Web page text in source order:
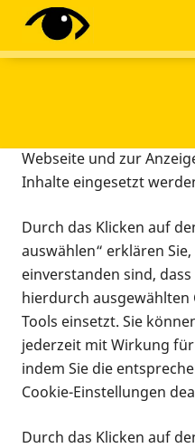
Infomaterial
Infomaterial
Vorlesen
Diese Webseite setzt
Tracking-Tools ein. Dies
Webseite und zur
Inhalte eingesetzt
Durch das Klicken auf
auswählen“ erklären
einverstanden sind, dass
hierdurch ausgewählten
Tools einsetzt. Sie
jederzeit mit Wirkung
indem Sie die
Cookie-Einstellungen
Durch das Klicken auf